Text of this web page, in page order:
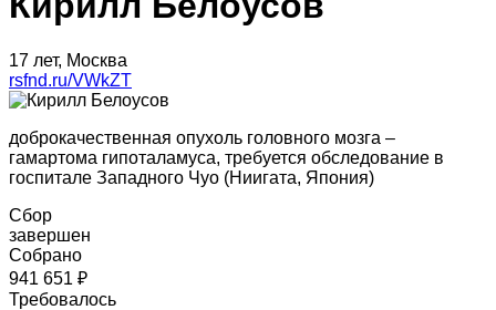
17 лет, Москва
rsfnd.ru/VWkZT
доброкачественная опухоль головного мозга –
гамартома гипоталамуса, требуется обследование в
госпитале Западного Чуо (Ниигата, Япония)
Сбор
завершен
Собрано
941 651 ₽
Требовалось